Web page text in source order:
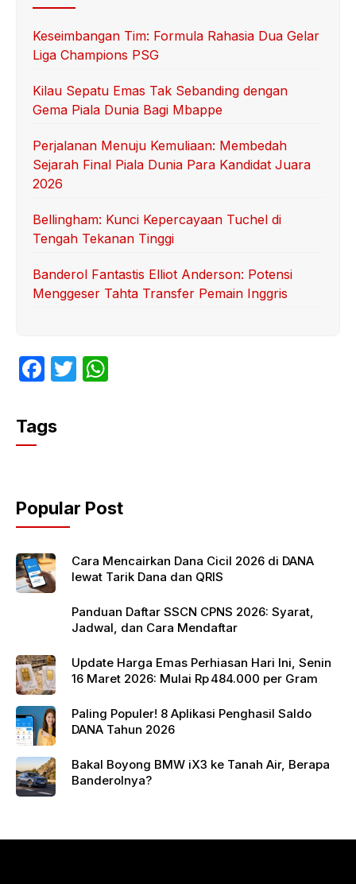
Keseimbangan Tim: Formula Rahasia Dua Gelar
Liga Champions PSG
Kilau Sepatu Emas Tak Sebanding dengan
Gema Piala Dunia Bagi Mbappe
Perjalanan Menuju Kemuliaan: Membedah
Sejarah Final Piala Dunia Para Kandidat Juara
2026
Bellingham: Kunci Kepercayaan Tuchel di
Tengah Tekanan Tinggi
Banderol Fantastis Elliot Anderson: Potensi
Menggeser Tahta Transfer Pemain Inggris
F
c
e
o
o
k
T
p
p
Tags
Popular Post
Cara Mencairkan Dana Cicil 2026 di DANA
lewat Tarik Dana dan QRIS
Panduan Daftar SSCN CPNS 2026: Syarat,
Jadwal, dan Cara Mendaftar
Update Harga Emas Perhiasan Hari Ini, Senin
16 Maret 2026: Mulai Rp 484.000 per Gram
Paling Populer! 8 Aplikasi Penghasil Saldo
DANA Tahun 2026
Bakal Boyong BMW iX3 ke Tanah Air, Berapa
Banderolnya?